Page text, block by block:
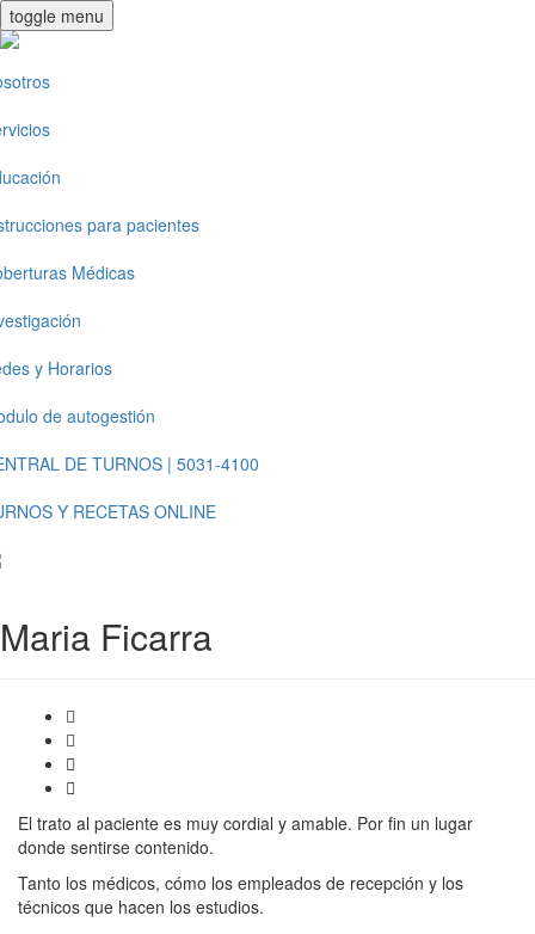
toggle menu
para pacientes
Médicas
y Horarios
de autogestión
DE TURNOS | 5031-4100
Y RECETAS ONLINE
Maria Ficarra
El trato al paciente es muy cordial y amable. Por fin un lugar
donde sentirse contenido.
Tanto los médicos, cómo los empleados de recepción y los
técnicos que hacen los estudios.